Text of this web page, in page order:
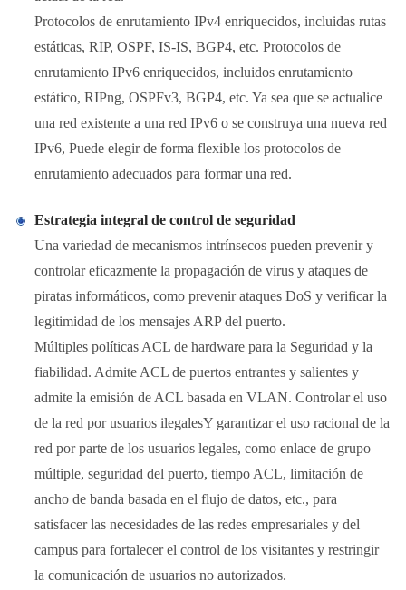
Protocolos de enrutamiento IPv4 enriquecidos, incluidas rutas
estáticas, RIP, OSPF, IS-IS, BGP4, etc. Protocolos de
enrutamiento IPv6 enriquecidos, incluidos enrutamiento
estático, RIPng, OSPFv3, BGP4, etc. Ya sea que se actualice
una red existente a una red IPv6 o se construya una nueva red
IPv6, Puede elegir de forma flexible los protocolos de
enrutamiento adecuados para formar una red.
Estrategia integral de control de seguridad
Una variedad de mecanismos intrínsecos pueden prevenir y
controlar eficazmente la propagación de virus y ataques de
piratas informáticos, como prevenir ataques DoS y verificar la
legitimidad de los mensajes ARP del puerto.
Múltiples políticas ACL de hardware para la Seguridad y la
fiabilidad. Admite ACL de puertos entrantes y salientes y
admite la emisión de ACL basada en VLAN. Controlar el uso
de la red por usuarios ilegalesY garantizar el uso racional de la
red por parte de los usuarios legales, como enlace de grupo
múltiple, seguridad del puerto, tiempo ACL, limitación de
ancho de banda basada en el flujo de datos, etc., para
satisfacer las necesidades de las redes empresariales y del
campus para fortalecer el control de los visitantes y restringir
la comunicación de usuarios no autorizados.